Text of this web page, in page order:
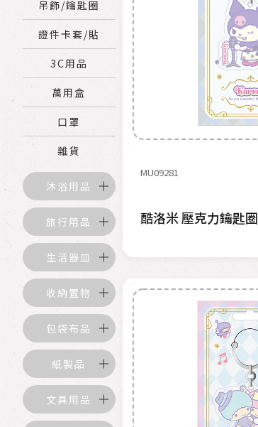
吊飾/鑰匙圈
證件卡套/貼
3C用品
萬用盒
口罩
雜貨
沐浴用品
旅行用品
生活器皿
收納置物
包袋布品
紙製品
文具用品
MU09281
酷洛米 壓克力鑰匙圈